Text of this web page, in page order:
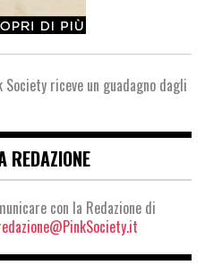
riceve un guadagno dagli
REDAZIONE
con la Redazione di